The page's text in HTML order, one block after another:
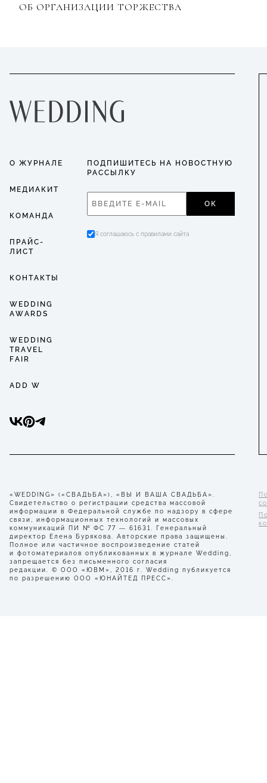
ОБ ОРГАНИЗАЦИИ ТОРЖЕСТВА
О ЖУРНАЛЕ
МЕДИАКИТ
КОМАНДА
ПРАЙС-
ЛИСТ
КОНТАКТЫ
WEDDING
AWARDS
WEDDING
TRAVEL
FAIR
ADD W
ПОДПИШИТЕСЬ НА НОВОСТНУЮ
РАССЫЛКУ
ОК
Я соглашаюсь с правилами сайта
«WEDDING» («СВАДЬБА»), «ВЫ И ВАША СВАДЬБА».
Свидетельство о регистрации средства массовой
информации в Федеральной службе по надзору в сфере
связи, информационных технологий и массовых
коммуникаций ПИ № ФС 77 — 61631. Генеральный
директор Елена Бурякова. Авторские права защищены.
Полное или частичное воспроизведение статей
и фотоматериалов опубликованных в журнале Wedding,
запрещается без письменного согласия
редакции. © ООО «ЮВМ», 2016 г. Wedding публикуется
по разрешению ООО «ЮНАЙТЕД ПРЕСС».